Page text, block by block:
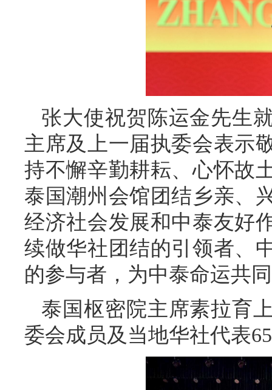
张大使祝贺陈运金先生
主席及上一届执委会表示
持不懈辛勤耕耘、心怀故
泰国潮州会馆团结乡亲、
经济社会发展和中泰友好
续做华社团结的引领者、
的参与者，为中泰命运共
泰国枢密院主席素拉育
委会成员及当地华社代表